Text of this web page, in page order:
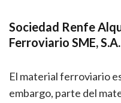
Sociedad Renfe
Ferroviario SME, S.A.
El material ferroviario
embargo, parte del